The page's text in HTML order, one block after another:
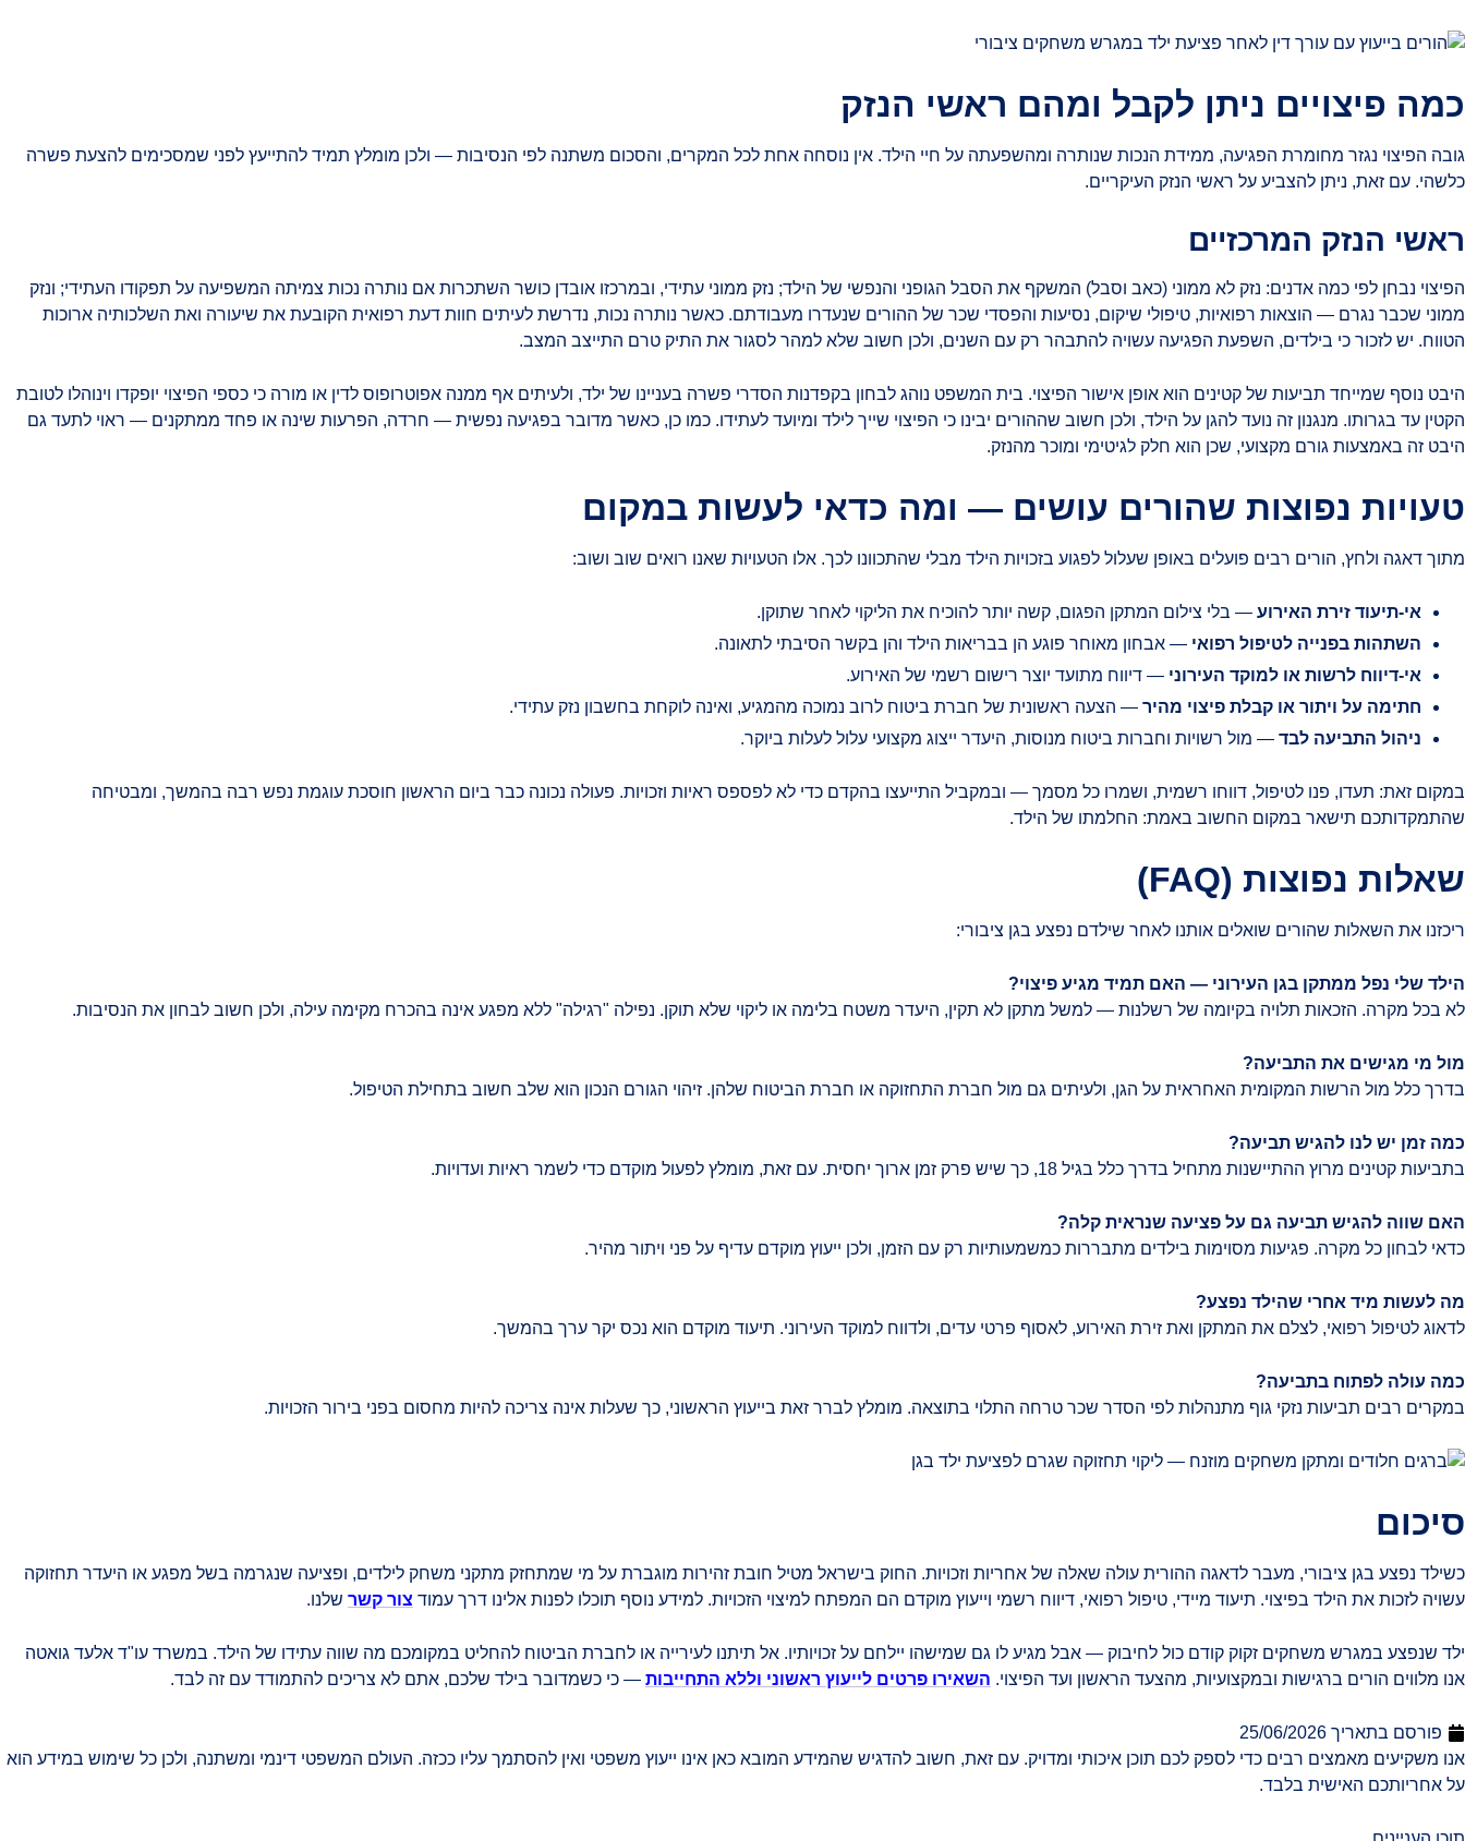
כמה פיצויים ניתן לקבל ומהם ראשי הנזק
גובה הפיצוי נגזר מחומרת הפגיעה, ממידת הנכות שנותרה ומהשפעתה על חיי הילד. אין נוסחה אחת לכל המקרים, והסכום משתנה לפי הנסיבות — ולכן מומלץ תמיד להתייעץ לפני שמסכימים להצעת פשרה
כלשהי. עם זאת, ניתן להצביע על ראשי הנזק העיקריים.
ראשי הנזק המרכזיים
הפיצוי נבחן לפי כמה אדנים: נזק לא ממוני (כאב וסבל) המשקף את הסבל הגופני והנפשי של הילד; נזק ממוני עתידי, ובמרכזו אובדן כושר השתכרות אם נותרה נכות צמיתה המשפיעה על תפקודו העתידי; ונזק
ממוני שכבר נגרם — הוצאות רפואיות, טיפולי שיקום, נסיעות והפסדי שכר של ההורים שנעדרו מעבודתם. כאשר נותרה נכות, נדרשת לעיתים חוות דעת רפואית הקובעת את שיעורה ואת השלכותיה ארוכות
הטווח. יש לזכור כי בילדים, השפעת הפגיעה עשויה להתבהר רק עם השנים, ולכן חשוב שלא למהר לסגור את התיק טרם התייצב המצב.
היבט נוסף שמייחד תביעות של קטינים הוא אופן אישור הפיצוי. בית המשפט נוהג לבחון בקפדנות הסדרי פשרה בעניינו של ילד, ולעיתים אף ממנה אפוטרופוס לדין או מורה כי כספי הפיצוי יופקדו וינוהלו לטובת
הקטין עד בגרותו. מנגנון זה נועד להגן על הילד, ולכן חשוב שההורים יבינו כי הפיצוי שייך לילד ומיועד לעתידו. כמו כן, כאשר מדובר בפגיעה נפשית — חרדה, הפרעות שינה או פחד ממתקנים — ראוי לתעד גם
היבט זה באמצעות גורם מקצועי, שכן הוא חלק לגיטימי ומוכר מהנזק.
טעויות נפוצות שהורים עושים — ומה כדאי לעשות במקום
מתוך דאגה ולחץ, הורים רבים פועלים באופן שעלול לפגוע בזכויות הילד מבלי שהתכוונו לכך. אלו הטעויות שאנו רואים שוב ושוב:
אי-תיעוד זירת האירוע — בלי צילום המתקן הפגום, קשה יותר להוכיח את הליקוי לאחר שתוקן.
השתהות בפנייה לטיפול רפואי — אבחון מאוחר פוגע הן בבריאות הילד והן בקשר הסיבתי לתאונה.
אי-דיווח לרשות או למוקד העירוני — דיווח מתועד יוצר רישום רשמי של האירוע.
חתימה על ויתור או קבלת פיצוי מהיר — הצעה ראשונית של חברת ביטוח לרוב נמוכה מהמגיע, ואינה לוקחת בחשבון נזק עתידי.
ניהול התביעה לבד — מול רשויות וחברות ביטוח מנוסות, היעדר ייצוג מקצועי עלול לעלות ביוקר.
במקום זאת: תעדו, פנו לטיפול, דווחו רשמית, ושמרו כל מסמך — ובמקביל התייעצו בהקדם כדי לא לפספס ראיות וזכויות. פעולה נכונה כבר ביום הראשון חוסכת עוגמת נפש רבה בהמשך, ומבטיחה
שהתמקדותכם תישאר במקום החשוב באמת: החלמתו של הילד.
שאלות נפוצות (FAQ)
ריכזנו את השאלות שהורים שואלים אותנו לאחר שילדם נפצע בגן ציבורי:
הילד שלי נפל ממתקן בגן העירוני — האם תמיד מגיע פיצוי?
לא בכל מקרה. הזכאות תלויה בקיומה של רשלנות — למשל מתקן לא תקין, היעדר משטח בלימה או ליקוי שלא תוקן. נפילה "רגילה" ללא מפגע אינה בהכרח מקימה עילה, ולכן חשוב לבחון את הנסיבות.
מול מי מגישים את התביעה?
בדרך כלל מול הרשות המקומית האחראית על הגן, ולעיתים גם מול חברת התחזוקה או חברת הביטוח שלהן. זיהוי הגורם הנכון הוא שלב חשוב בתחילת הטיפול.
כמה זמן יש לנו להגיש תביעה?
בתביעות קטינים מרוץ ההתיישנות מתחיל בדרך כלל בגיל 18, כך שיש פרק זמן ארוך יחסית. עם זאת, מומלץ לפעול מוקדם כדי לשמר ראיות ועדויות.
האם שווה להגיש תביעה גם על פציעה שנראית קלה?
כדאי לבחון כל מקרה. פגיעות מסוימות בילדים מתבררות כמשמעותיות רק עם הזמן, ולכן ייעוץ מוקדם עדיף על פני ויתור מהיר.
מה לעשות מיד אחרי שהילד נפצע?
לדאוג לטיפול רפואי, לצלם את המתקן ואת זירת האירוע, לאסוף פרטי עדים, ולדווח למוקד העירוני. תיעוד מוקדם הוא נכס יקר ערך בהמשך.
כמה עולה לפתוח בתביעה?
במקרים רבים תביעות נזקי גוף מתנהלות לפי הסדר שכר טרחה התלוי בתוצאה. מומלץ לברר זאת בייעוץ הראשוני, כך שעלות אינה צריכה להיות מחסום בפני בירור הזכויות.
סיכום
כשילד נפצע בגן ציבורי, מעבר לדאגה ההורית עולה שאלה של אחריות וזכויות. החוק בישראל מטיל חובת זהירות מוגברת על מי שמתחזק מתקני משחק לילדים, ופציעה שנגרמה בשל מפגע או היעדר תחזוקה
עשויה לזכות את הילד בפיצוי. תיעוד מיידי, טיפול רפואי, דיווח רשמי וייעוץ מוקדם הם המפתח למיצוי הזכויות. למידע נוסף תוכלו לפנות אלינו דרך עמוד צור קשר שלנו.
ילד שנפצע במגרש משחקים זקוק קודם כול לחיבוק — אבל מגיע לו גם שמישהו יילחם על זכויותיו. אל תיתנו לעירייה או לחברת הביטוח להחליט במקומכם מה שווה עתידו של הילד. במשרד עו"ד אלעד גואטה
אנו מלווים הורים ברגישות ובמקצועיות, מהצעד הראשון ועד הפיצוי. השאירו פרטים לייעוץ ראשוני וללא התחייבות — כי כשמדובר בילד שלכם, אתם לא צריכים להתמודד עם זה לבד.
פורסם בתאריך 25/06/2026
אנו משקיעים מאמצים רבים כדי לספק לכם תוכן איכותי ומדויק. עם זאת, חשוב להדגיש שהמידע המובא כאן אינו ייעוץ משפטי ואין להסתמך עליו ככזה. העולם המשפטי דינמי ומשתנה, ולכן כל שימוש במידע הוא
על אחריותכם האישית בלבד.